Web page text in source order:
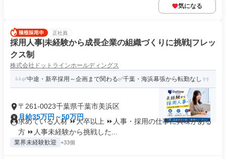
気になる
正社員
採用人事|未経験から成長企業の組織づくりに挑戦|フレッ
クス制
株式会社ドットラインホールディングス
✅中途・新卒採用～企画まで関わる✅千葉・海浜幕張から転勤なし
〒261-0023千葉県千葉市美浜区
月給35万円～50万円
求めている人材 ⏩大卒以上 ⏩人事・採用の仕事に興味がある
方 ⏩人事未経験から挑戦した...
業界未経験歓迎 +33個